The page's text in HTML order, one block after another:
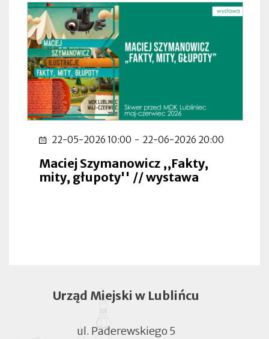
22-05-2026 10:00 - 22-06-2026 20:00
Maciej Szymanowicz ,,Fakty,
mity, głupoty'' // wystawa
Urząd Miejski w Lublińcu
ul. Paderewskiego 5